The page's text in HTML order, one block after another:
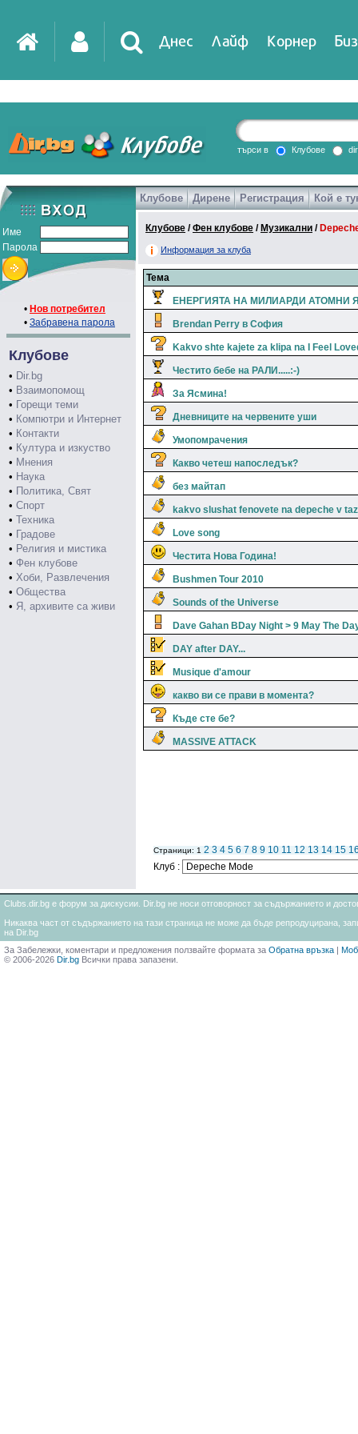
Днес Лайф Корнер
DirTV Impressio
Games
търси в Клубове
Име
Парола
• Нов потребител
• Забравена парола
Клубове
• Dir.bg
• Взаимопомощ
• Горещи теми
• Компютри и Интернет
• Контакти
• Култура и изкуство
• Мнения
• Наука
• Политика, Свят
• Спорт
• Техника
• Градове
• Религия и мистика
• Фен клубове
• Хоби, Развлечения
• Общества
• Я, архивите са живи
Клубове Дирене Регистрация Кой е
Клубове /Фен клубове / Музикални /
Информация за клуба
Тема
ЕНЕРГИЯТА НА МИЛИАРДИ АТОМНИ
Brendan Perry в София
Kakvo shte kajete za klipa na I Feel
Честито бебе на РАЛИ.....:-)
За Ясмина!
Дневниците на червените уши
Умопомрачения
Какво четеш напоследък?
без майтап
kakvo slushat fenovete na depeche v
Love song
Честита Нова Година!
Bushmen Tour 2010
Sounds of the Universe
Dave Gahan BDay Night > 9 May The
DAY after DAY...
Musique d'amour
какво ви се прави в момента?
Къде сте бе?
MASSIVE ATTACK
Страници: 1 2 3 4 5 6 7 8 9 10 11 12 13 14 15
Клуб :
Clubs.dir.bg е форум за дискусии. Dir.bg не носи отговорност за съдържанието и
Никаква част от съдържанието на тази страница не може да бъде репродуцирана,
на Dir.bg
За Забележки, коментари и предложения ползвайте формата за Обратна връзка |
© 2006-2026 Dir.bg Всички права запазени.